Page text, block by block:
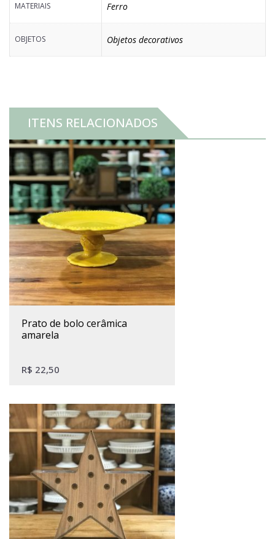
MATERIAIS Ferro
OBJETOS Objetos decorativos
ITENS RELACIONADOS
prato de bolo cerâmica
amarela
R$ 22,50